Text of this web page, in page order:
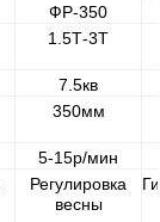
ФР-350
1.5Т-3Т
7.5кв
350мм
5-15р/мин
Регулировка
весны